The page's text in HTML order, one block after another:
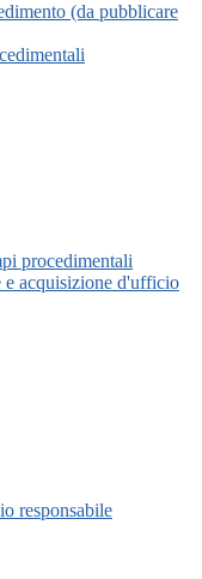
(da pubblicare
procedimentali
acquisizione d'ufficio
responsabile